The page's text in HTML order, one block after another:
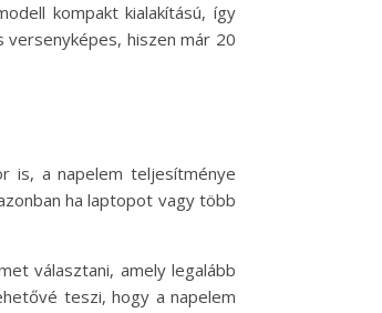
kompakt kialakítású, így
versenyképes, hiszen már 20
is, a napelem teljesítménye
ha laptopot vagy több
választani, amely legalább
teszi, hogy a napelem